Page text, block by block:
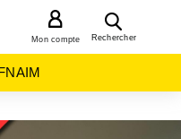
Rechercher
Mon compte